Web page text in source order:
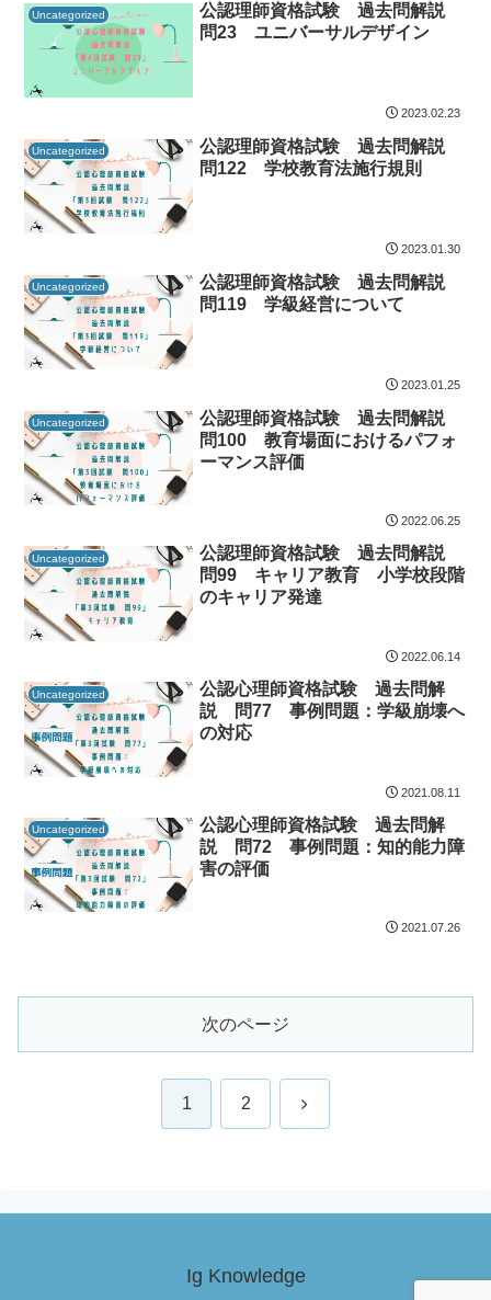
Uncategorized
公認理師資格試験 過去問解説
問23 ユニバーサルデザイン
2023.02.23
Uncategorized
公認理師資格試験 過去問解説
問122 学校教育法施行規則
2023.01.30
Uncategorized
公認理師資格試験 過去問解説
問119 学級経営について
2023.01.25
Uncategorized
公認理師資格試験 過去問解説
問100 教育場面におけるパフォ
ーマンス評価
2022.06.25
Uncategorized
公認理師資格試験 過去問解説
問99 キャリア教育 小学校段階
のキャリア発達
2022.06.14
Uncategorized
公認心理師資格試験 過去問解
説 問77 事例問題：学級崩壊へ
の対応
2021.08.11
Uncategorized
公認心理師資格試験 過去問解
説 問72 事例問題：知的能力障
害の評価
2021.07.26
次のページ
1 2 次
Ig Knowledge